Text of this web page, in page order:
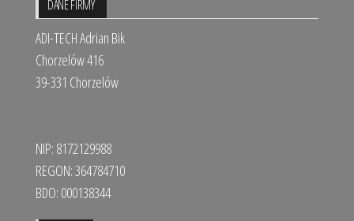
DANE FIRMY
ADI-TECH Adrian Bik
Chorzelów 416
39-331 Chorzelów
NIP: 8172129988
REGON: 364784710
BDO: 000138344